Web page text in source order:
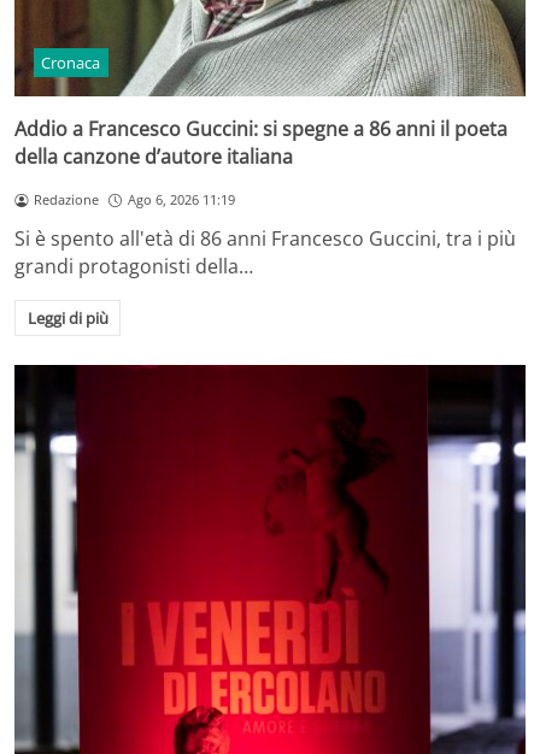
Cronaca
Addio a Francesco Guccini: si spegne a 86 anni il poeta
della canzone d’autore italiana
Redazione Ago 6, 2026 11:19
Si è spento all'età di 86 anni Francesco Guccini, tra i più
grandi protagonisti della…
Leggi di più